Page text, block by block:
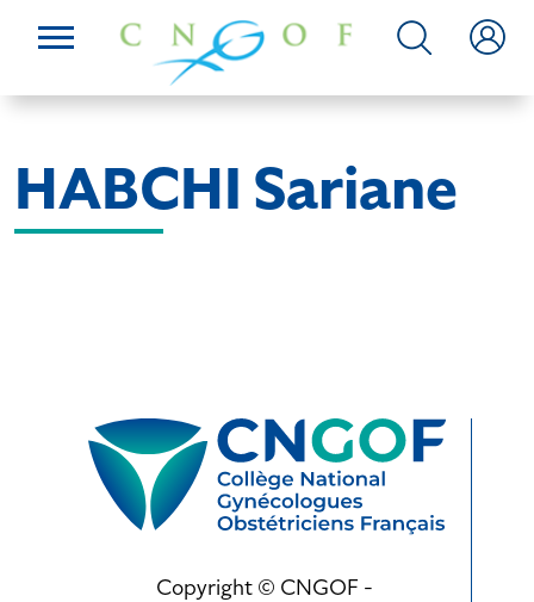
HABCHI Sariane
Copyright © CNGOF -